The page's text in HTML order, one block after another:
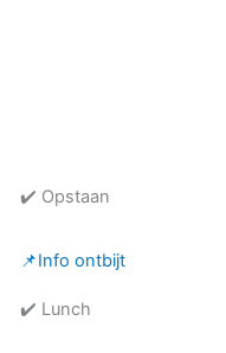
✔️ Opstaan
📌Info ontbijt
✔️ Lunch